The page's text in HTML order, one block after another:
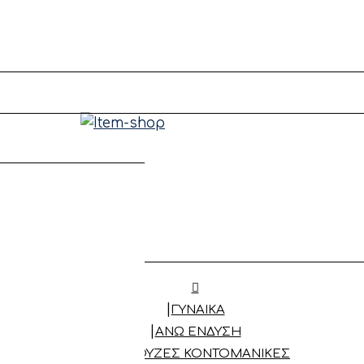
ΓΥΝΑΙΚΑ
ΆΝΩ ΈΝΔΥΣΗ
ΜΠΛΟΎΖΕΣ ΚΟΝΤΟΜΆΝΙΚΕΣ